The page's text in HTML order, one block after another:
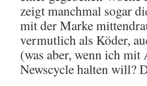
zeigt manchmal sogar
mit der Marke
vermutlich als Köder,
(was aber, wenn ich
Newscycle halten will?